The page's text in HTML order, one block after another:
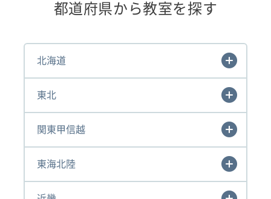
都道府県から教室を探す
北海道
東北
関東甲信越
東海北陸